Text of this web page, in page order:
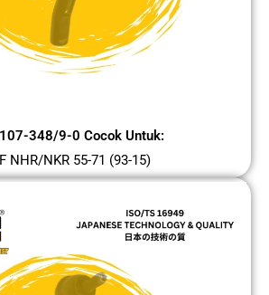
348/9-0 Cocok Untuk:
NHR/NKR 55-71 (93-15)